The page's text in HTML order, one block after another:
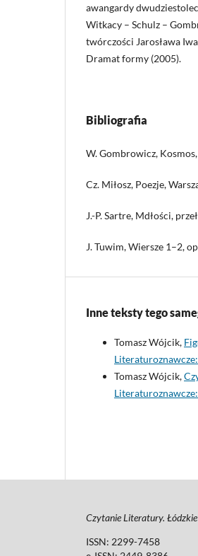
awangardy
Witkacy – Schulz –
twórczości Jarosława
Dramat formy (2005).
Bibliografia
W. Gombrowicz,
Cz. Miłosz, Poezje,
J.-P. Sartre, Mdłości,
J. Tuwim, Wiersze 1–2,
Inne teksty tego
Tomasz Wójcik,
Tomasz Wójcik,
Czytanie Literatury.
ISSN: 2299-7458